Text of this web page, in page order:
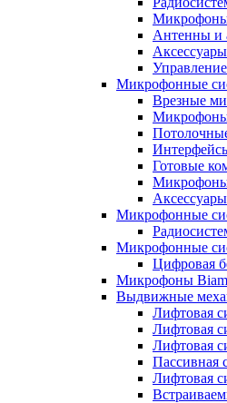
Антенны и
Микрофонные
Врезные
Микрофоны
Готовые
Микрофонные
Микрофонные
Цифровая
Микрофоны
Выдвижные
Лифтовая
Лифтовая
Лифтовая
Пассивная
Лифтовая